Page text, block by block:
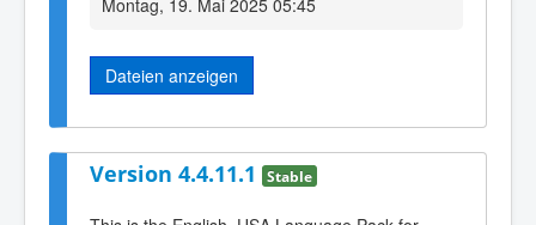
Dateien anzeigen
Version 4.4.11.1 Stable